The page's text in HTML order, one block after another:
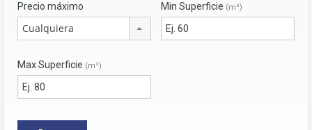
Precio máximo
Cualquiera
Min Superficie (m²)
Max Superficie (m²)